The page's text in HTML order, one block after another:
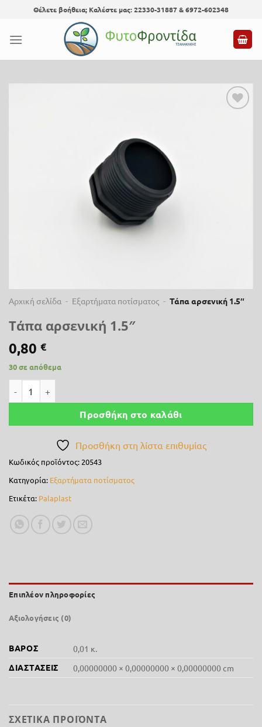
content
Θέλετε βοήθεια; Καλέστε μας: 22330-31887 & 6972-602348
Αρχική σελίδα - Εξαρτήματα ποτίσματος - Τάπα αρσενική 1.5″
Τάπα αρσενική 1.5″
0,80 €
30 σε απόθεμα
Προσθήκη στο καλάθι
Προσθήκη στη λίστα επιθυμίας
Κωδικός προϊόντος: 20543
Κατηγορία: Εξαρτήματα ποτίσματος
Ετικέτα: Palaplast
Επιπλέον πληροφορίες
Αξιολογήσεις (0)
ΒΆΡΟΣ
0,01 κ.
ΔΙΑΣΤΆΣΕΙΣ
0,00000000 × 0,00000000 × 0,00000000 cm
ΣΧΕΤΙΚΆ ΠΡΟΪΌΝΤΑ